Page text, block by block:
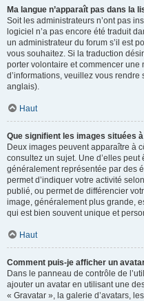
Ma langue n’apparaît pas dans la
Soit les administrateurs n’ont pas
logiciel n’a pas encore été traduit
un administrateur du forum s’il est
vous souhaitez. Si la traduction
porter volontaire et commencer
d’informations, veuillez vous rendre
anglais).
Haut
Que signifient les images situées
Deux images peuvent apparaître à
consultez un sujet. Une d’elles
généralement représentée par des
permet d’indiquer votre activité
publié, ou permet de différencier
image, généralement plus grande,
qui est bien souvent unique et
Haut
Comment puis-je afficher un
Dans le panneau de contrôle de
ajouter un avatar en utilisant une
« Gravatar », la galerie d’avatars,